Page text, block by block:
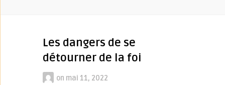
Les dangers de se
détourner de la foi
on mai 11, 2022